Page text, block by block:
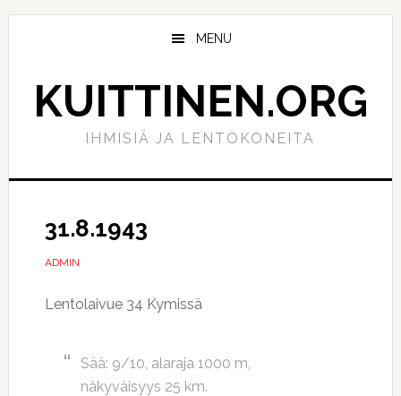
Hyppää
Hyppää
MENU
KUITTINEN.ORG
IHMISIÄ JA LENTOKONEITA
31.8.1943
ADMIN
Lentolaivue 34 Kymissä
Sää: 9/10, alaraja 1000 m,
näkyväisyys 25 km.